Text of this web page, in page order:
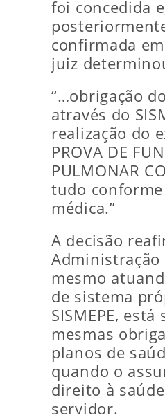
foi concedida
confirmada
juiz
“…obrigação
através do
realização do
PROVA DE
PULMONAR
tudo
médica.”
A decisão
Administração
mesmo
de sistema
SISMEPE,
mesmas
planos de
quando o
direito à
servidor.